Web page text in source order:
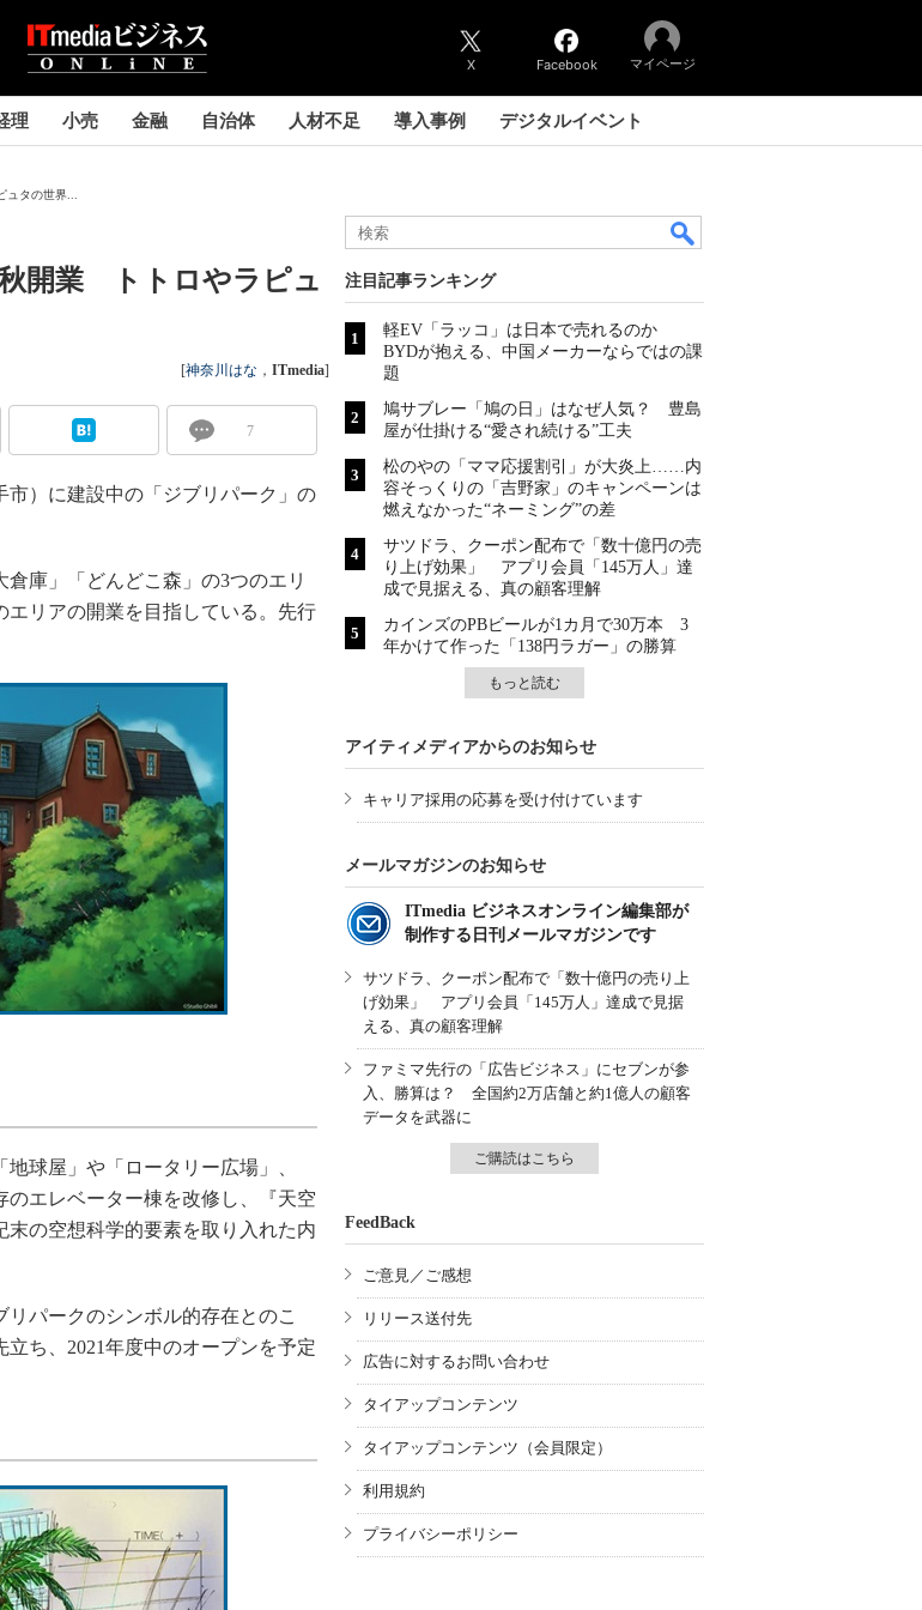
X Facebook マイページ
理 小売 金融 自治体 人材不足 導入事例 デジタルイベント
タの世界...
秋開業 トトロやラピュ
[神奈川はな ， ITmedia]
7
）に建設中の「ジブリパーク」の
庫」「どんどこ森」の3つのエリ
エリアの開業を目指している。先行
球屋」や「ロータリー広場」、
のエレベーター棟を改修し、『天空
の空想科学的要素を取り入れた内
リパークのシンボル的存在とのこ
ち、2021年度中のオープンを予定
注目記事ランキング
軽EV「ラッコ」は日本で売れるのか
BYDが抱える、中国メーカーならではの課
題
鳩サブレー「鳩の日」はなぜ人気？ 豊島
屋が仕掛ける“愛され続ける”工夫
松のやの「ママ応援割引」が大炎上……内
容そっくりの「吉野家」のキャンペーンは
燃えなかった“ネーミング”の差
サツドラ、クーポン配布で「数十億円の売
り上げ効果」 アプリ会員「145万人」達
成で見据える、真の顧客理解
カインズのPBビールが1カ月で30万本 3
年かけて作った「138円ラガー」の勝算
もっと読む
アイティメディアからのお知らせ
キャリア採用の応募を受け付けています
メールマガジンのお知らせ
ITmedia ビジネスオンライン編集部が
制作する日刊メールマガジンです
サツドラ、クーポン配布で「数十億円の売り上
げ効果」 アプリ会員「145万人」達成で見据
える、真の顧客理解
ファミマ先行の「広告ビジネス」にセブンが参
入、勝算は？ 全国約2万店舗と約1億人の顧客
データを武器に
ご購読はこちら
FeedBack
ご意見／ご感想
リリース送付先
広告に対するお問い合わせ
タイアップコンテンツ
タイアップコンテンツ（会員限定）
利用規約
プライバシーポリシー